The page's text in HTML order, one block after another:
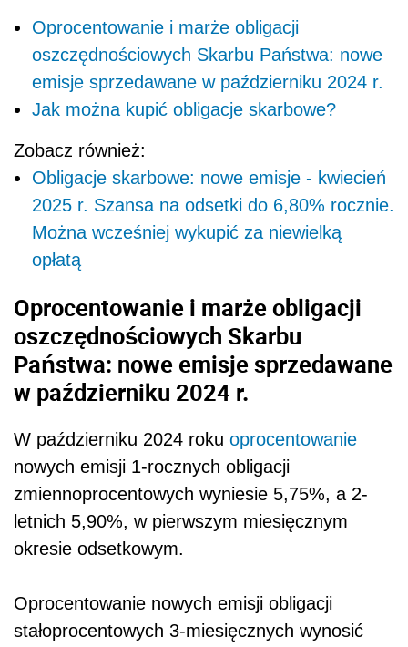
Oprocentowanie i marże obligacji
oszczędnościowych Skarbu Państwa: nowe
emisje sprzedawane w październiku 2024 r.
Jak można kupić obligacje skarbowe?
Zobacz również:
Obligacje skarbowe: nowe emisje - kwiecień
2025 r. Szansa na odsetki do 6,80% rocznie.
Można wcześniej wykupić za niewielką
opłatą
Oprocentowanie i marże obligacji
oszczędnościowych Skarbu
Państwa: nowe emisje sprzedawane
w październiku 2024 r.
W październiku 2024 roku oprocentowanie
nowych emisji 1-rocznych obligacji
zmiennoprocentowych wyniesie 5,75%, a 2-
letnich 5,90%, w pierwszym miesięcznym
okresie odsetkowym.
Oprocentowanie nowych emisji obligacji
stałoprocentowych 3-miesięcznych wynosić